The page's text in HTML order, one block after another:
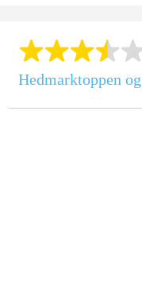
Hedmarktoppen